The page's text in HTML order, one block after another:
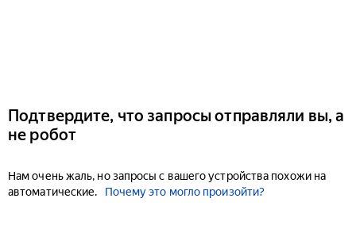
Подтвердите, что запросы отправляли вы, а
не робот
Нам очень жаль, но запросы с вашего устройства похожи на
автоматические.
Почему это могло произойти?